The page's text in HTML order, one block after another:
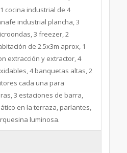
cocina industrial de 4
industrial plancha, 3
3 freezer, 2
de 2.5x3m aprox, 1
extracción y extractor, 4
4 banquetas altas, 2
cada una para
3 estaciones de barra,
en la terraza, parlantes,
luminosa.